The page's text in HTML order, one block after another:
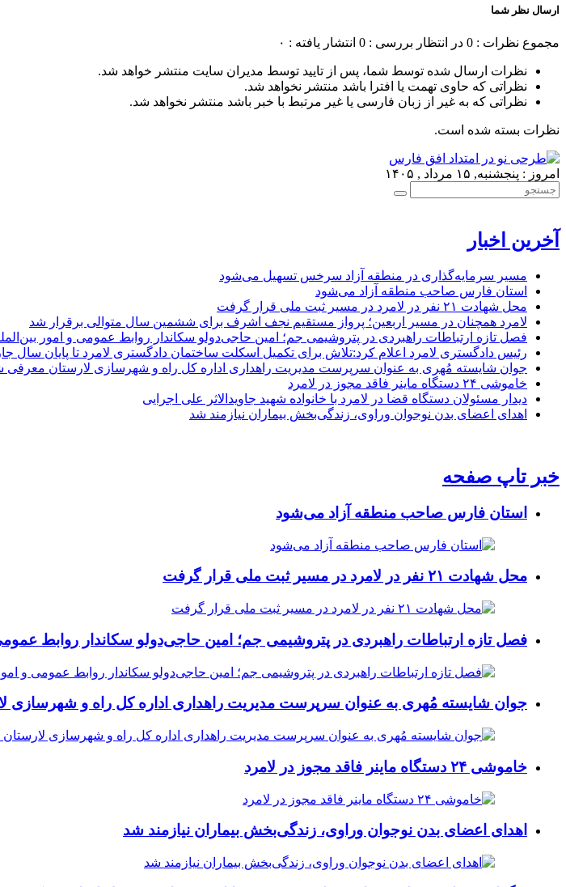
ارسال نظر شما
مجموع نظرات : 0 در انتظار بررسی : 0 انتشار یافته : ۰
نظرات ارسال شده توسط شما، پس از تایید توسط مدیران سایت منتشر خواهد شد.
نظراتی که حاوی تهمت یا افترا باشد منتشر نخواهد شد.
نظراتی که به غیر از زبان فارسی یا غیر مرتبط با خبر باشد منتشر نخواهد شد.
نظرات بسته شده است.
امروز : پنجشنبه, ۱۵ مرداد , ۱۴۰۵
آخرین اخبار
مسیر سرمایه‌گذاری در منطقه آزاد سرخس تسهیل می‌شود
استان فارس صاحب منطقه آزاد می‌شود
محل شهادت ۲۱ نفر در لامرد در مسیر ثبت ملی قرار گرفت
لامرد همچنان در مسیر اربعین؛ پرواز مستقیم نجف اشرف برای ششمین سال متوالی برقرار شد
فصل تازه ارتباطات راهبردی در پتروشیمی جم؛ امین حاجی‌دولو سکاندار روابط عمومی و امور
رئیس دادگستری لامرد اعلام کرد:تلاش برای تکمیل اسکلت ساختمان دادگستری لامرد تا پایان سال
جوان شایسته مُهری به عنوان سرپرست مدیریت راهداری اداره کل راه و شهرسازی لارستان معرفی
خاموشی ۲۴ دستگاه ماینر فاقد مجوز در لامرد
دیدار مسئولان دستگاه قضا در لامرد با خانواده شهید جاویدالاثر علی اجرایی
اهدای اعضای بدن نوجوان وراوی، زندگی‌بخش بیماران نیازمند شد
خبر تاپ صفحه
استان فارس صاحب منطقه آزاد می‌شود
محل شهادت ۲۱ نفر در لامرد در مسیر ثبت ملی قرار گرفت
فصل تازه ارتباطات راهبردی در پتروشیمی جم؛ امین حاجی‌دولو سکاندار روابط
جوان شایسته مُهری به عنوان سرپرست مدیریت راهداری اداره کل راه و شهرسازی
خاموشی ۲۴ دستگاه ماینر فاقد مجوز در لامرد
اهدای اعضای بدن نوجوان وراوی، زندگی‌بخش بیماران نیازمند شد